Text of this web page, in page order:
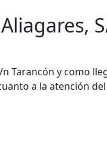
Tarancón y como
a la atención